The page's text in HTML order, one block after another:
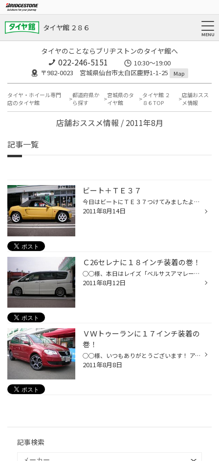
タイヤ館 ２８６
タイヤのことならブリヂストンのタイヤ館へ
022-246-5151
10:30～19:00
〒982-0023 宮城県仙台市太白区鹿野1-1-25
Map
タイヤ・ホイール専門
店のタイヤ館
都道府県か
ら探す
宮城県のタ
イヤ館
タイヤ館 ２
８６TOP
店舗おスス
メ情報
店舗おススメ情報 / 2011年8月
記事一覧
ビート＋ＴＥ３７
今日はビートにＴＥ３７つけてみましたよ。しかも白！ビート自体そんなに見ないのもあってか、すごく新鮮な感じがします。大事に乗ってくれているオーナーさんに感謝です。 それにしても、３７はいつまでたっても現役ですねぇ！
2011年8月14日
Ｃ26セレナに１８インチ装着の巻！
○○様、本日はレイズ「ベルサスアマレーナ」ご購入ありがとうございました！！ 早くもＣ２６型セレナに１８インチのインチアップ！クロモイブリードのカラーも更に高級 感を演出しています！ ヨーロッパ地方に咲く桜のような花の名前であるアマレーナ。咲き誇る花のようなそのデザ インは新しい創造...
2011年8月12日
ＶＷトゥーランに１７インチ装着の
巻！
○○様、いつもありがとうございます！ アグレッシブなストリートカジュアル「X-LINE」。その最新作のウェーブが日本上陸をし ました。エアホールの輪郭を強調するカーブ、それを支えるスポークの陰影が美しくマッチ させたこのホイールは、車をよりスタイルアップさせる個性を持ち、マットブラックと...
2011年8月8日
記事検索